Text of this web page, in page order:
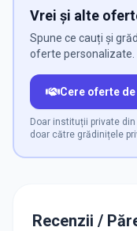
Vrei și alte
Spune ce cauți și
oferte personalizate.
Cere oferte
Doar instituții private
doar către grădinițele
Recenzii /